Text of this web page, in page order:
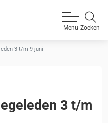
Menu Zoeken
3 t/m 9 juni
3 t/m